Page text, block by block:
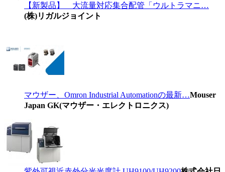
【新製品】 大流量対応集合配管「ウルトラマニ…
(株)リガルジョイント
マウザー、Omron Industrial Automationの最新…Mouser
Japan GK(マウザー・エレクトロニクス)